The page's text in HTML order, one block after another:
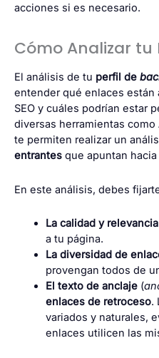
acciones si es necesario.
Cómo Analizar tu
El análisis de tu perfil de
entender qué enlaces están
SEO y cuáles podrían estar
diversas herramientas como
te permiten realizar un
entrantes que apuntan
En este análisis, debes
La calidad y
a tu página.
La diversidad de
provengan todos de
El texto de anclaje(
enlaces de retroceso.
variados y naturales,
enlaces utilicen las